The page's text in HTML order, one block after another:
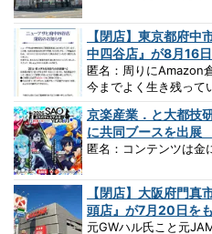
【閉店】東京都府中
中四谷店』が8月16
匿名：周りにAmazon
今までよく生き残って
京楽産業．と大都技
に共同ブースを出
匿名：コンテンツは金
【閉店】大阪府門真
頭店』が7月20日を
元GWハル氏こと元